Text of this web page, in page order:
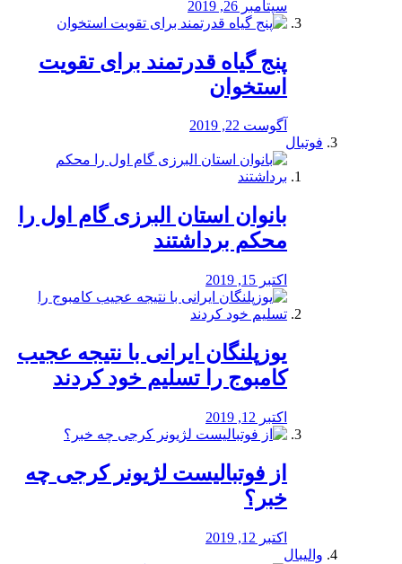
سپتامبر 26, 2019
پنج گیاه قدرتمند برای تقویت
استخوان
آگوست 22, 2019
فوتبال
بانوان استان البرزی گام اول را
محكم برداشتند
اکتبر 15, 2019
یوزپلنگان ایرانی با نتیجه عجیب
کامبوج را تسلیم خود کردند
اکتبر 12, 2019
از فوتبالیست لژیونر کرجی چه
خبر؟
اکتبر 12, 2019
والیبال